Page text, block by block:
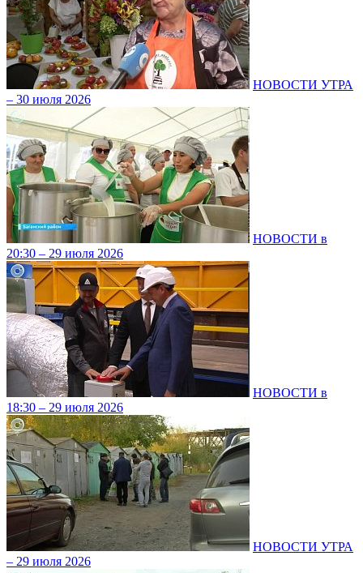
НОВОСТИ УТРА
– 30 июля 2026
НОВОСТИ в
20:30 – 29 июля 2026
НОВОСТИ в
18:30 – 29 июля 2026
НОВОСТИ УТРА
– 29 июля 2026